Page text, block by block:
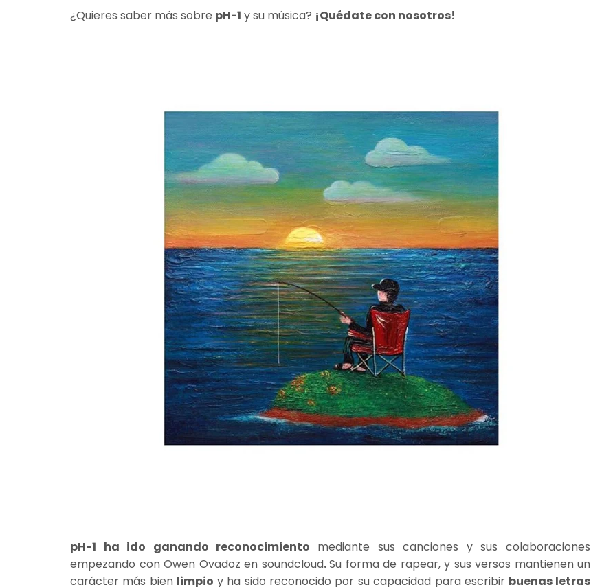
¿Quieres saber más sobre pH-1 y su música? ¡Quédate con nosotros!
pH-1 ha ido ganando reconocimiento mediante sus canciones y sus colaboraciones
empezando con Owen Ovadoz en soundcloud.Su forma de rapear, y sus versos mantienen un
carácter más bien limpio y ha sido reconocido por su capacidad para escribir buenas letras